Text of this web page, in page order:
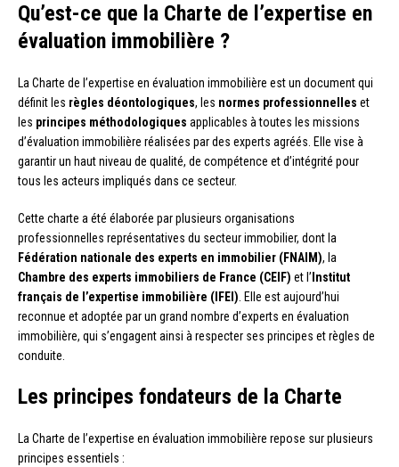
Qu’est-ce que la Charte de l’expertise en
évaluation immobilière ?
La Charte de l’expertise en évaluation immobilière est un document qui
définit les règles déontologiques, les normes professionnelles et
les principes méthodologiques applicables à toutes les missions
d’évaluation immobilière réalisées par des experts agréés. Elle vise à
garantir un haut niveau de qualité, de compétence et d’intégrité pour
tous les acteurs impliqués dans ce secteur.
Cette charte a été élaborée par plusieurs organisations
professionnelles représentatives du secteur immobilier, dont la
Fédération nationale des experts en immobilier (FNAIM), la
Chambre des experts immobiliers de France (CEIF) et l’ Institut
français de l’expertise immobilière (IFEI) . Elle est aujourd’hui
reconnue et adoptée par un grand nombre d’experts en évaluation
immobilière, qui s’engagent ainsi à respecter ses principes et règles de
conduite.
Les principes fondateurs de la Charte
La Charte de l’expertise en évaluation immobilière repose sur plusieurs
principes essentiels :